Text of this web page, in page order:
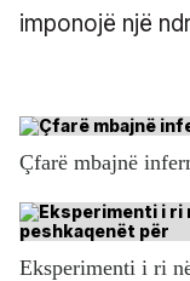
imponojë një
Çfarë mbajnë
Eksperimenti i ri